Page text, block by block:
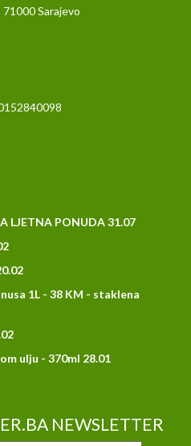
Sarajevo
LJETNA PONUDA 31.07
1L - 38 KM - staklena
ulju - 370ml 28.01
NEWSLETTER